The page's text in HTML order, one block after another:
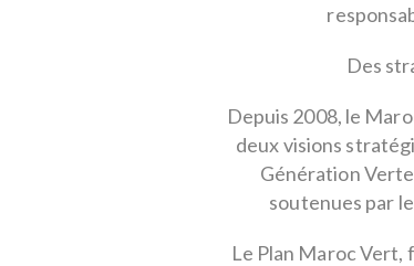
Des
Depuis 2008, le
deux visions
Génération
soutenues par
Le Plan Maroc Vert,